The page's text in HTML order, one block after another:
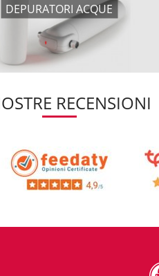
DEPURATORI ACQUE
RECENSIONI